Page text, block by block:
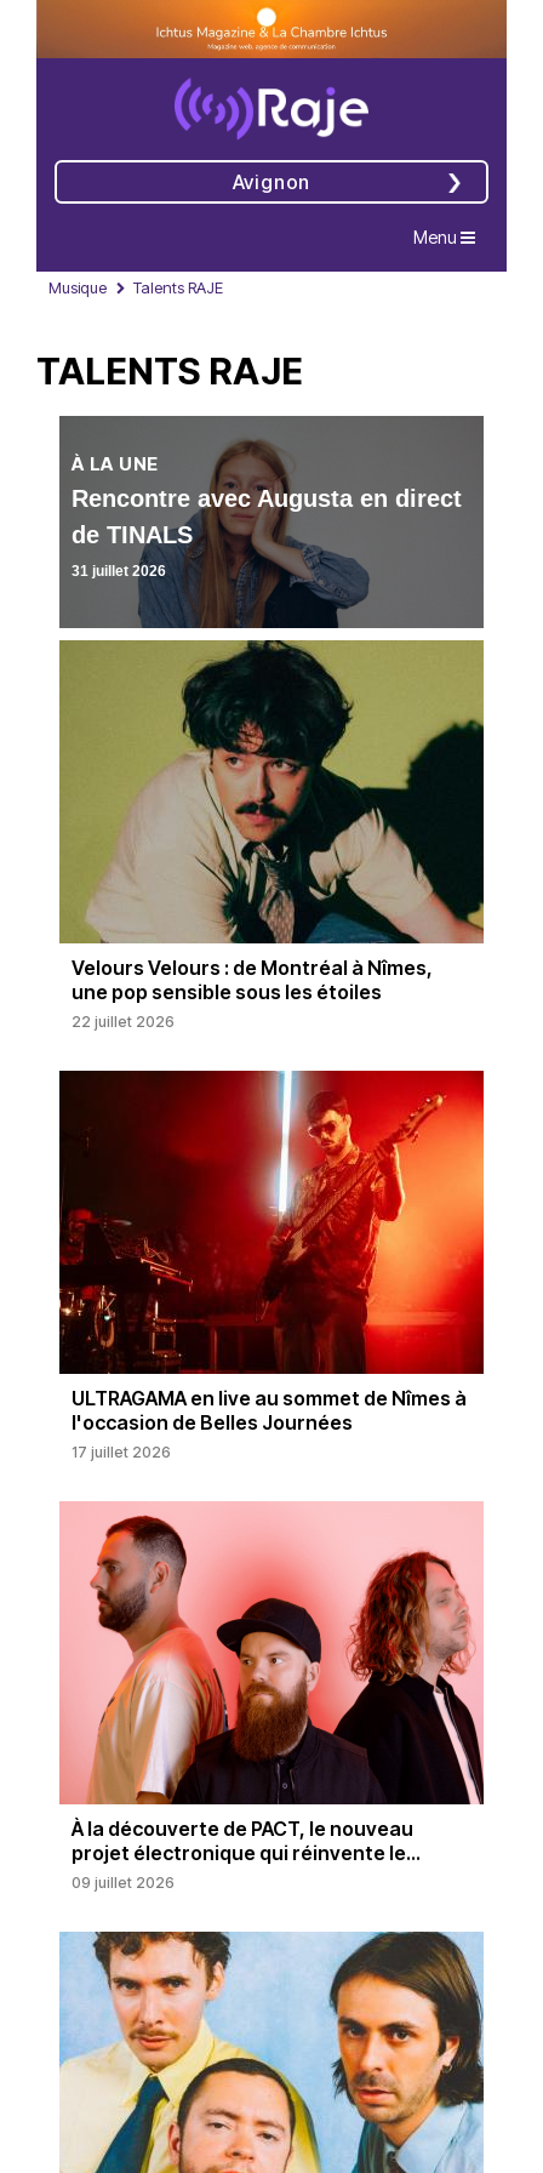
Avignon
Navigation
Menu
Musique Talents RAJE
TALENTS RAJE
À LA UNE
Rencontre avec Augusta en direct
de TINALS
31 juillet 2026
Velours Velours : de Montréal à Nîmes,
une pop sensible sous les étoiles
22 juillet 2026
ULTRAGAMA en live au sommet de Nîmes à
l'occasion de Belles Journées
17 juillet 2026
À la découverte de PACT, le nouveau
projet électronique qui réinvente le...
09 juillet 2026